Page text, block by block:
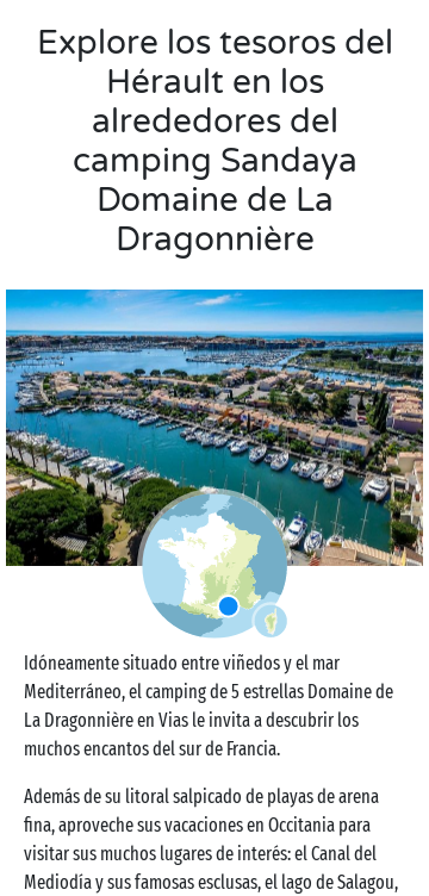
Explore los tesoros del
Hérault en los
alrededores del
camping Sandaya
Domaine de La
Dragonnière
Idóneamente situado entre viñedos y el mar
Mediterráneo, el camping de 5 estrellas Domaine de
La Dragonnière en Vias le invita a descubrir los
muchos encantos del sur de Francia.
Además de su litoral salpicado de playas de arena
fina, aproveche sus vacaciones en Occitania para
visitar sus muchos lugares de interés: el Canal del
Mediodía y sus famosas esclusas, el lago de Salagou,